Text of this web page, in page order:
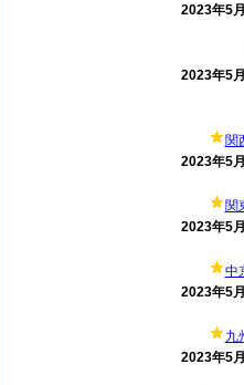
2023年5
2023年5
関
2023年5
関
2023年5
中
2023年5
九
2023年5